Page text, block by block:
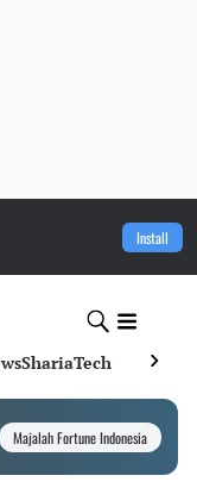
Install
ShariaTech
Majalah Fortune Indonesia